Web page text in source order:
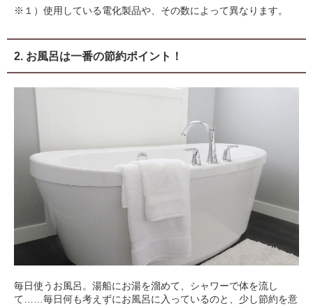
※１）使用している電化製品や、その数によって異なります。
2. お風呂は一番の節約ポイント！
毎日使うお風呂。湯船にお湯を溜めて、シャワーで体を流し
て……毎日何も考えずにお風呂に入っているのと、少し節約を意